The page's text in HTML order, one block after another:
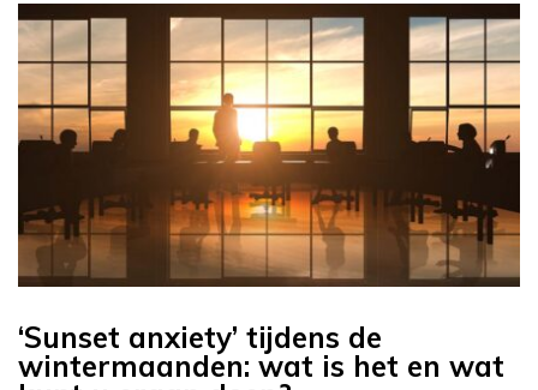
‘Sunset anxiety’ tijdens de
wintermaanden: wat is het en wat